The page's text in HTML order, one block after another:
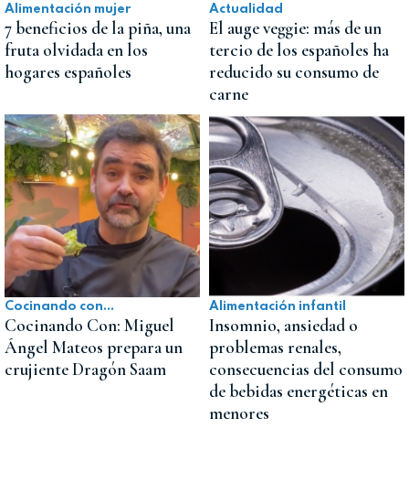
Alimentación mujer
7 beneficios de la piña, una
fruta olvidada en los
hogares españoles
Actualidad
El auge veggie: más de un
tercio de los españoles ha
reducido su consumo de
carne
Cocinando con...
Cocinando Con: Miguel
Ángel Mateos prepara un
crujiente Dragón Saam
Alimentación infantil
Insomnio, ansiedad o
problemas renales,
consecuencias del consumo
de bebidas energéticas en
menores